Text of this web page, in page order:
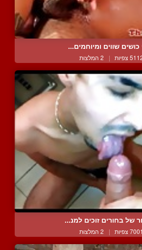
כושים שווים ומיוחמים...
צפיות | 2 המלצות
של בחורים זוכים למנ...
7001 צפיות | 2 המלצות